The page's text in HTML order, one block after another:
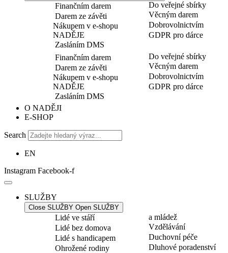
Finančním darem
Darem ze závěti
Nákupem v e-shopu
NADĚJE
Zasláním DMS
Do veřejné sbírky
Věcným darem
Dobrovolnictvím
GDPR pro dárce
Finančním darem
Darem ze závěti
Nákupem v e-shopu
NADĚJE
Zasláním DMS
Do veřejné sbírky
Věcným darem
Dobrovolnictvím
GDPR pro dárce
O NADĚJI
E-SHOP
Search
EN
Instagram Facebook-f
SLUŽBY
Close SLUŽBY Open SLUŽBY
Lidé ve stáří
Lidé bez domova
Lidé s handicapem
Ohrožené rodiny
a mládež
Vzdělávání
Duchovní péče
Dluhové poradenství